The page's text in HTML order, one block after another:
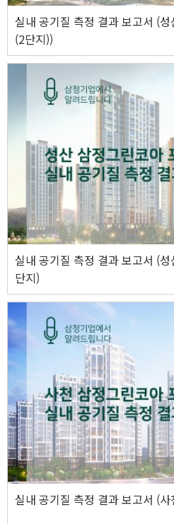
실내 공기질 측정 결과 보고서 (
(2단지))
실내 공기질 측정 결과 보고서 (
단지)
실내 공기질 측정 결과 보고서 (